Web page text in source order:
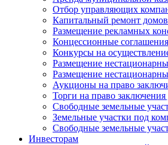
Отбор управляющих
Капитальный ремонт
Размещение рекламных
Концессионные соглашения
Конкурсы на
Размещение
Размещение
Аукционы на право
Торги на право
Свободные земельные
Земельные участки под
Свободные земельные
Инвесторам